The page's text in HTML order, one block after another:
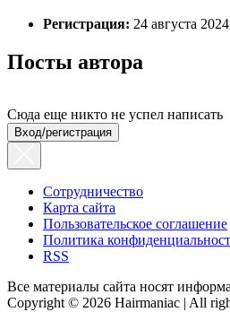
Регистрация: 24 августа
Посты автора
Сюда еще никто не успел написать
Вход/регистрация
Сотрудничество
Карта сайта
Пользовательское соглашение
Политика
RSS
Все материалы сайта носят
Copyright © 2026 Hairmaniac | All